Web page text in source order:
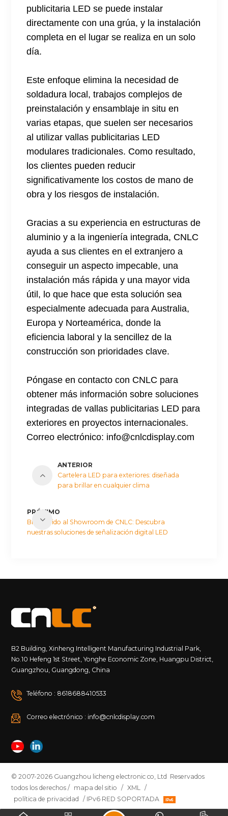
publicitaria LED se puede instalar
directamente con una grúa, y la instalación
completa en el lugar se realiza en un solo
día.
Este enfoque elimina la necesidad de
soldadura local, trabajos complejos de
preinstalación y ensamblaje in situ en
varias etapas, que suelen ser necesarios
al utilizar vallas publicitarias LED
modulares tradicionales. Como resultado,
los clientes pueden reducir
significativamente los costos de mano de
obra y los riesgos de instalación.
Gracias a su experiencia en estructuras de
aluminio y a la ingeniería integrada, CNLC
ayuda a sus clientes en el extranjero a
conseguir un aspecto impecable, una
instalación más rápida y una mayor vida
útil, lo que hace que esta solución sea
especialmente adecuada para Australia,
Europa y Norteamérica, donde la
eficiencia laboral y la sencillez de la
construcción son prioridades clave.
Póngase en contacto con CNLC para
obtener más información sobre soluciones
integradas de vallas publicitarias LED para
exteriores en proyectos internacionales.
Correo electrónico: info@cnlcdisplay.com
ANTERIOR
Cartelera LED para exteriores: diseñada
para brillar en cualquier clima
PRÓXIMO
Bienvenido al Showroom de CNLC: Descubra
nuestras soluciones de señalización digital LED
B2 Building, Xinheng Intelligent Manufacturing Industrial Park,
No.10 Hefeng 1st Street, Yonghe Economic Zone, Huangpu District,
Guangzhou, Guangdong, China
Teléfono : 8618688410533
Correo electrónico : info@cnlcdisplay.com
© 2007-2026 Guangzhou licheng electronic co, Ltd Reservados
todos los derechos / mapa del sitio / XML
/
política de privacidad
/ IPv6 RED SOPORTADA